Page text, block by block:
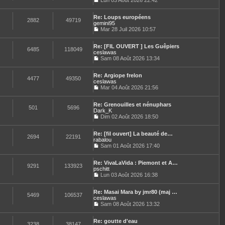
e
r
e
r
n
i
r
m
e
s
s
a
g
e
o
n
s
u
e
r
e
r
n
i
r
m
e
s
s
a
g
e
2882 49719
Re: Loups européens
gemini95
o
n
s
u
e
r
e
r
n
i
r
m
e
s
s
a
g
e
Mar 28 Juil 2026 10:57
6485 118049
Re: [FIL OUVERT ] Les Guêpiers
ceslawas
o
n
s
u
e
r
e
r
n
i
r
m
e
s
s
a
g
e
Sam 08 Août 2026 13:34
4477 49350
Re: Argiope frelon
ceslawas
o
n
s
u
e
r
e
r
n
i
r
m
e
s
s
Mar 04 Août 2026 21:56
501 5696
Re: Grenouilles et nénuphars
Dark_K
o
n
s
u
e
r
e
r
n
i
Dim 02 Août 2026 18:50
2694 22191
Re: [fil ouvert] La beauté de…
rabalou
o
n
s
u
e
r
e
Sam 01 Août 2026 17:40
9291 133923
Re: VivaLaVida : Piemont et A…
pschitt
o
n
s
u
e
Lun 03 Août 2026 16:38
5469 106537
Re: Masai Mara by jmr80 (maj …
ceslawas
o
n
Sam 08 Août 2026 13:32
Re: goutte d'eau